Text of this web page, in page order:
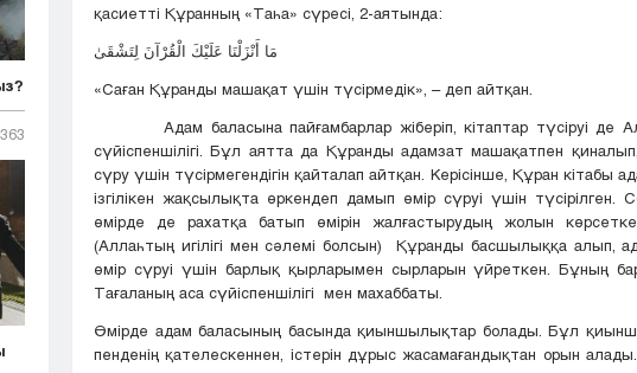
қасиетті Құранның «Таһа» сүресі, 2-аятында:
«Саған Құранды машақат үшін түсірмедік», – деп айтқан.
Адам баласына пайғамбарлар жіберіп, кітаптар түсіруі де
сүйіспеншілігі. Бұл аятта да Құранды адамзат машақатпен
сүру үшін түсірмегендігін қайталап айтқан. Керісінше, Құран кітабы
ізгілікен жақсылықта өркендеп дамып өмір сүруі үшін түсірілген.
өмірде де рахатқа батып өмірін жалғастырудың жолын
(Аллаһтың игілігі мен сәлемі болсын) Құранды басшылыққа алып,
өмір сүруі үшін барлық қырларымен сырларын үйреткен. Бұның
Тағаланың аса сүйіспеншілігі мен махаббаты.
Өмірде адам баласының басында қиыншылықтар болады. Бұл
пенденің қателескеннен, істерін дұрыс жасамағандықтан орын